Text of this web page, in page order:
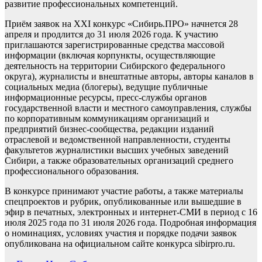
развитие профессиональных компетенций.
Приём заявок на XXI конкурс «Сибирь.ПРО» начнется 28
апреля и продлится до 31 июля 2026 года. К участию
приглашаются зарегистрированные средства массовой
информации (включая корпункты, осуществляющие
деятельность на территории Сибирского федерального
округа), журналисты и внештатные авторы, авторы каналов в
социальных медиа (блогеры), ведущие публичные
информационные ресурсы, пресс-службы органов
государственной власти и местного самоуправления, службы
по корпоративным коммуникациям организаций и
предприятий бизнес-сообщества, редакции изданий
отраслевой и ведомственной направленности, студенты
факультетов журналистики высших учебных заведений
Сибири, а также образовательных организаций среднего
профессионального образования.
В конкурсе принимают участие работы, а также материалы
спецпроектов и рубрик, опубликованные или вышедшие в
эфир в печатных, электронных и интернет-СМИ в период с 16
июля 2025 года по 31 июля 2026 года. Подробная информация
о номинациях, условиях участия и порядке подачи заявок
опубликована на официальном сайте конкурса sibirpro.ru.